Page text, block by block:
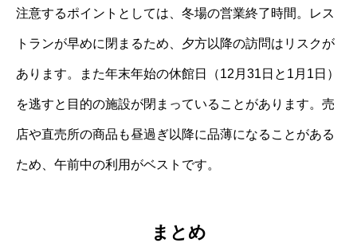
注意するポイントとしては、冬場の営業終了時間。レス
トランが早めに閉まるため、夕方以降の訪問はリスクが
あります。また年末年始の休館日（12月31日と1月1日）
を逃すと目的の施設が閉まっていることがあります。売
店や直売所の商品も昼過ぎ以降に品薄になることがある
ため、午前中の利用がベストです。
まとめ